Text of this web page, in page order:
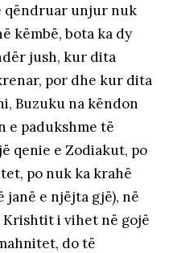
qëndruar unjur nuk
këmbë, bota ka dy
jush, kur dita
por dhe kur dita
Buzuku na këndon
e padukshme të
qenie e Zodiakut, po
po nuk ka krahë
janë e njëjta gjë), në
i vihet në gojë
do të